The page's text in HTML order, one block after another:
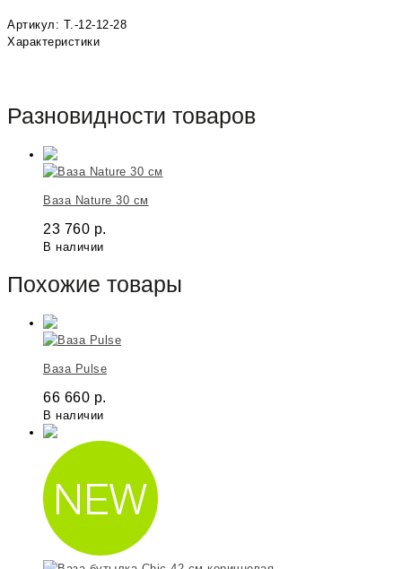
Артикул: T.-12-12-28
Характеристики
Разновидности товаров
Ваза Nature 30 см
23 760 р.
В наличии
Похожие товары
Ваза Pulse
66 660 р.
В наличии